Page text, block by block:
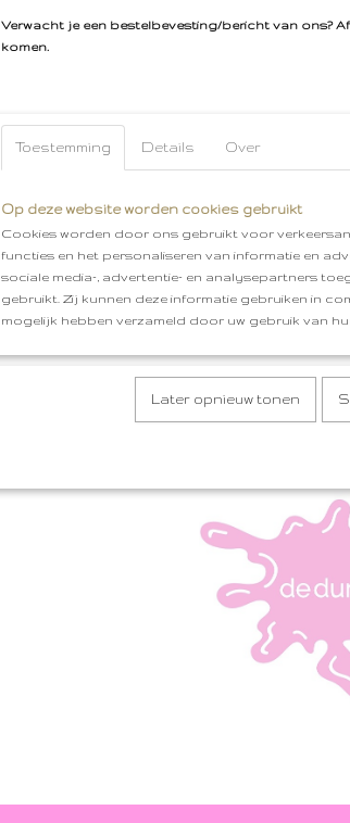
Verwacht je een bestelbevesting/bericht van ons?
komen.
Toestemming Details Over
Op deze website worden cookies gebruikt
Cookies worden door ons gebruikt voor
functies en het personaliseren van informatie en
sociale media-, advertentie- en analysepartners
gebruikt. Zij kunnen deze informatie gebruiken in
mogelijk hebben verzameld door uw gebruik van
Later opnieuw tonen